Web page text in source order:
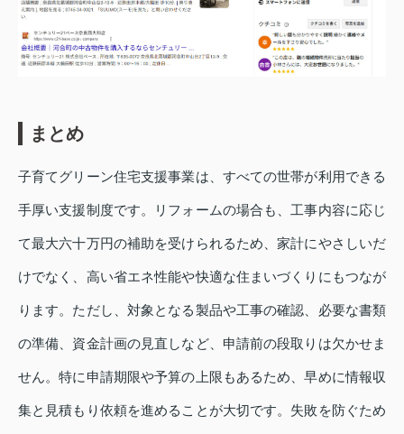
まとめ
子育てグリーン住宅支援事業は、すべての世帯が利用できる
手厚い支援制度です。リフォームの場合も、工事内容に応じ
て最大六十万円の補助を受けられるため、家計にやさしいだ
けでなく、高い省エネ性能や快適な住まいづくりにもつなが
ります。ただし、対象となる製品や工事の確認、必要な書類
の準備、資金計画の見直しなど、申請前の段取りは欠かせま
せん。特に申請期限や予算の上限もあるため、早めに情報収
集と見積もり依頼を進めることが大切です。失敗を防ぐため